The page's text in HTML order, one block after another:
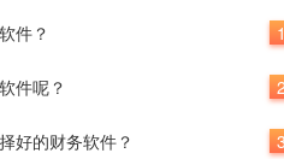
件？
件呢？
好的财务软件？